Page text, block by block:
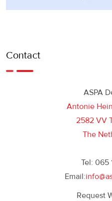
Contact
ASPA
Antonie
2582 VV
The
Tel: 065
Email:
Request